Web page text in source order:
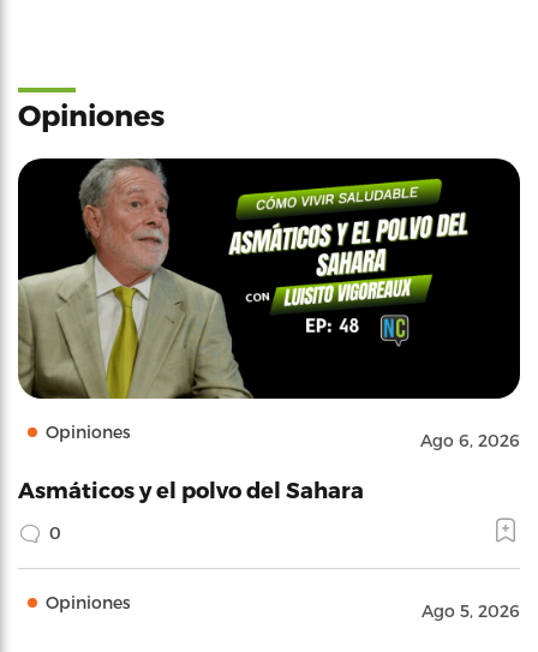
Opiniones
Opiniones Ago 6, 2026
Asmáticos y el polvo del Sahara
0
Opiniones Ago 5, 2026